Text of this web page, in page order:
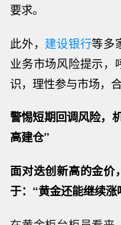
要求。
此外， 建设银行等多
业务市场风险提示，
识，理性参与市场，
警惕短期回调风险，
高建仓”
面对迭创新高的金价
于：“黄金还能继续涨